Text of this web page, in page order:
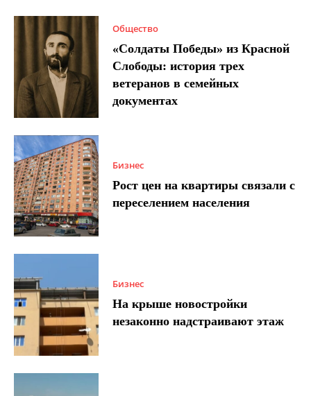
Общество
«Солдаты Победы» из Красной
Слободы: история трех
ветеранов в семейных
документах
Бизнес
Рост цен на квартиры связали с
переселением населения
Бизнес
На крыше новостройки
незаконно надстраивают этаж